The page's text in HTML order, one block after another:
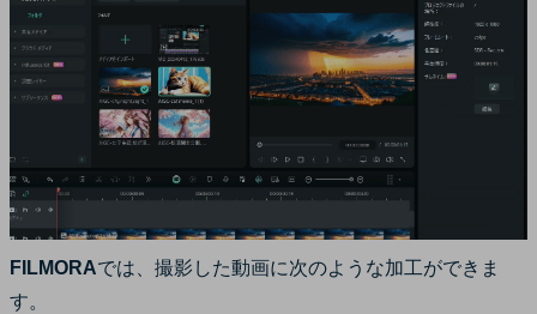
FILMORAでは、撮影した動画に次のような加工ができま
す。